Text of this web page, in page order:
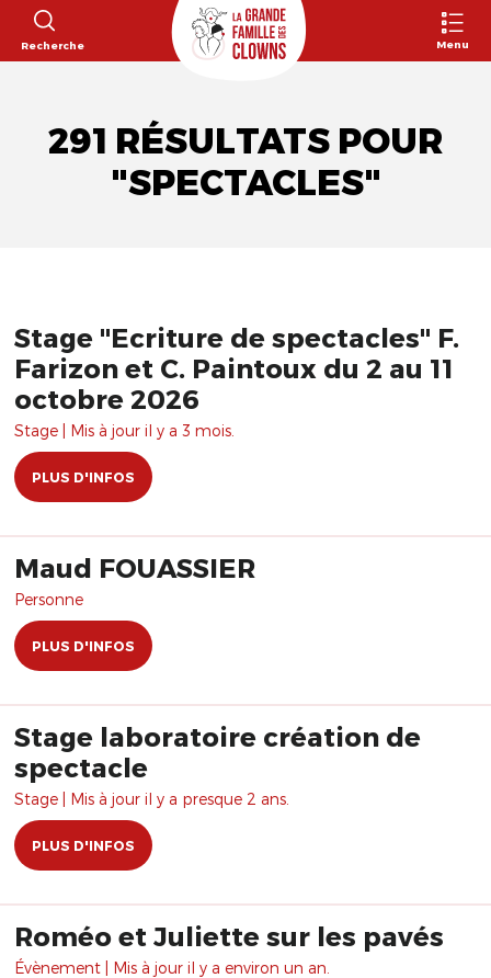
Recherche Menu
291 RÉSULTATS POUR
"SPECTACLES"
Stage "Ecriture de spectacles" F.
Farizon et C. Paintoux du 2 au 11
octobre 2026
Stage | Mis à jour il y a 3 mois.
PLUS D'INFOS
Maud FOUASSIER
Personne
PLUS D'INFOS
Stage laboratoire création de
spectacle
Stage | Mis à jour il y a presque 2 ans.
PLUS D'INFOS
Roméo et Juliette sur les pavés
Évènement | Mis à jour il y a environ un an.